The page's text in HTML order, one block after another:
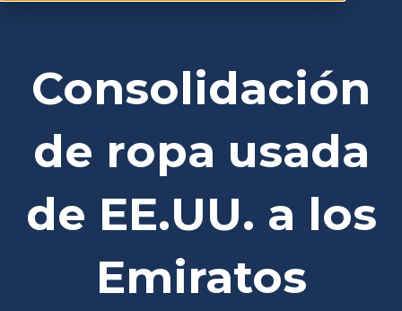
Consolidación
de ropa usada
de EE.UU. a los
Emiratos